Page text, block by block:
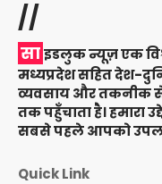
//
साइडलुक न्यूज़ एक
मध्यप्रदेश सहित देश-
व्यवसाय और तकनीक से
तक पहुँचाता है। हमारा
सबसे पहले आपको
Quick Link